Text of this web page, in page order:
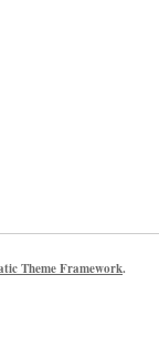
Theme Framework.